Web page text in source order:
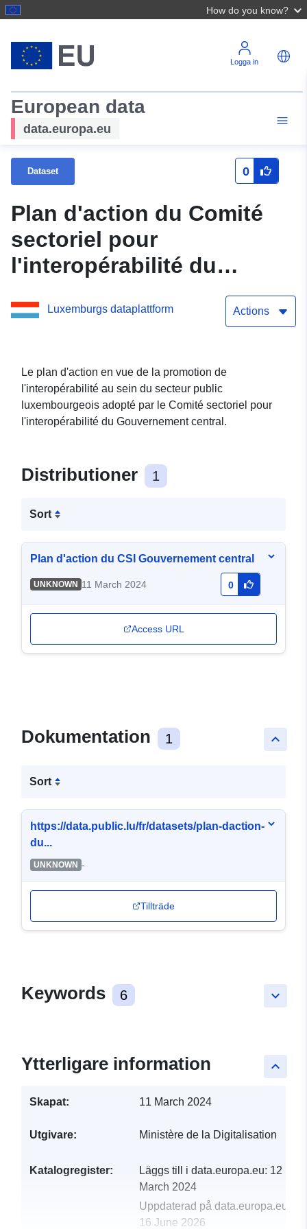
How do you know?
Logga in
European data
data.europa.eu
Dataset 0
Plan d'action du Comité
sectoriel pour
l'interopérabilité du
Gouvernement central
Luxemburgs dataplattform Actions
Le plan d'action en vue de la promotion de
l'interopérabilité au sein du secteur public
luxembourgeois adopté par le Comité sectoriel pour
l'interopérabilité du Gouvernement central.
Distributioner 1
Sort
Plan d'action du CSI Gouvernement central
UNKNOWN 11 March 2024 0
Access URL
keyboard_arrow_up
Dokumentation 1
Sort
https://data.public.lu/fr/datasets/plan-daction-
du...
UNKNOWN -
Tillträde
keyboard_arrow_down
Keywords 6
keyboard_arrow_up
Ytterligare information
Skapat: 11 March 2024
Utgivare: Ministère de la Digitalisation
Katalogregister: Läggs till i data.europa.eu: 12
March 2024
Uppdaterad på data.europa.eu:
16 June 2026